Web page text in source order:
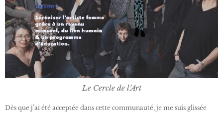
Le Cercle de l’Art
Dès que j’ai été acceptée dans cette communauté, je me suis glissée